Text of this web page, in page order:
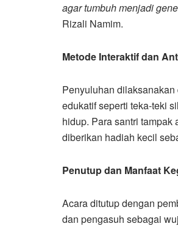
agar tumbuh menjadi
Rizali Namim.
Metode Interaktif dan
Penyuluhan
edukatif seperti teka-teki
hidup. Para santri
diberikan hadiah kecil
Penutup dan Manfaat
Acara ditutup dengan
dan pengasuh sebagai